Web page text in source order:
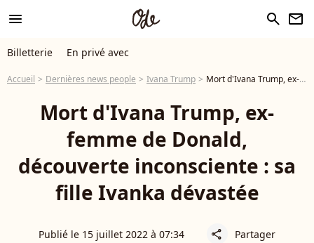
menu search newsletter
Billetterie En privé avec
Accueil Dernières news people Ivana Trump Mort d'Ivana Trump, ex-femme de Donald, découverte inconsciente : sa fille Ivanka dévastée
Mort d'Ivana Trump, ex-
femme de Donald,
découverte inconsciente : sa
fille Ivanka dévastée
Publié le 15 juillet 2022 à 07:34 share Partager